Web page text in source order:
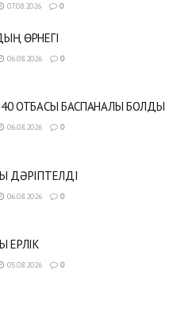
07.08.2026 0
ӨРНЕГІ
06.08.2026 0
ОТБАСЫ БАСПАНАЛЫ БОЛДЫ
06.08.2026 0
ДӘРІПТЕЛДІ
06.08.2026 0
ЕРЛІК
05.08.2026 0